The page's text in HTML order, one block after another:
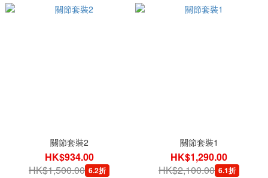
關節套裝2
HK$934.00
HK$1,500.00 6.2折
關節套裝1
HK$1,290.00
HK$2,100.00 6.1折